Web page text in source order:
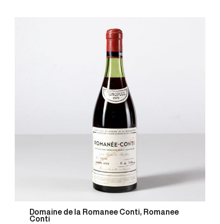
Domaine de la Romanee Conti, Romanee
Conti